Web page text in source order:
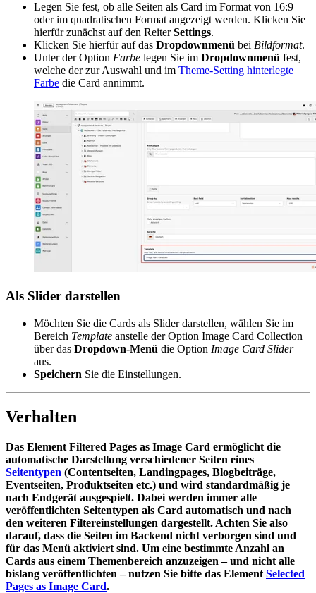
Legen Sie fest, ob alle Seiten als Card im Format von 16:9
oder im quadratischen Format angezeigt werden. Klicken Sie
hierfür zunächst auf den ReiterSettings.
Klicken Sie hierfür auf das Dropdownmenü bei Bildformat.
Unter der Option Farbe legen Sie im Dropdownmenü fest,
welche der zur Auswahl und im Theme-Setting hinterlegte
Farbe die Card annimmt.
Als Slider darstellen
Möchten Sie die Cards als Slider darstellen, wählen Sie im
Bereich Template anstelle der Option Image Card Collection
über das Dropdown-Menü die Option Image Card Slider
aus.
Speichern Sie die Einstellungen.
Verhalten
Das Element Filtered Pages as Image Card ermöglicht die
automatische Darstellung verschiedener Seiten eines
Seitentypen (Contentseiten, Landingpages, Blogbeiträge,
Eventseiten, Produktseiten etc.) und wird standardmäßig je
nach Endgerät ausgespielt. Dabei werden immer alle
veröffentlichten Seitentypen als Card automatisch und nach
den weiteren Filtereinstellungen dargestellt. Achten Sie also
darauf, dass die Seiten im Backend nicht verborgen sind und
für das Menü aktiviert sind. Um eine bestimmte Anzahl an
Cards aus einem Themenbereich anzuzeigen – und nicht alle
bislang veröffentlichten – nutzen Sie bitte das Element Selected
Pages as Image Card.